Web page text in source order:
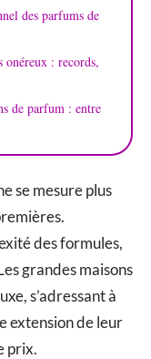
des parfums de
onéreux : records,
de parfum : entre
se mesure plus
des formules,
grandes maisons
s’adressant à
extension de leur
prix.